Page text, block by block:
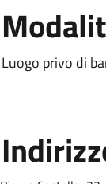
Luogo privo di